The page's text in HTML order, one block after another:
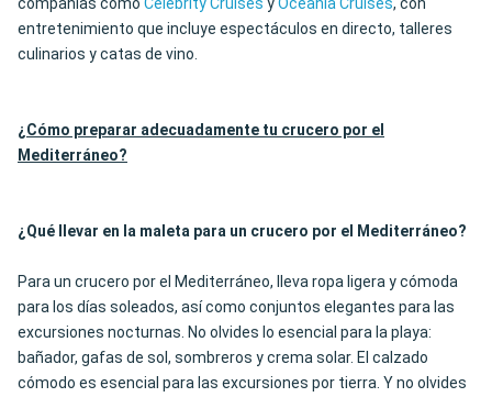
compañías como Celebrity Cruises yOceania Cruises, con
entretenimiento que incluye espectáculos en directo, talleres
culinarios y catas de vino.
¿Cómo preparar adecuadamente tu crucero por el
Mediterráneo?
¿Qué llevar en la maleta para un crucero por el Mediterráneo?
Para un crucero por el Mediterráneo, lleva ropa ligera y cómoda
para los días soleados, así como conjuntos elegantes para las
excursiones nocturnas. No olvides lo esencial para la playa:
bañador, gafas de sol, sombreros y crema solar. El calzado
cómodo es esencial para las excursiones por tierra. Y no olvides